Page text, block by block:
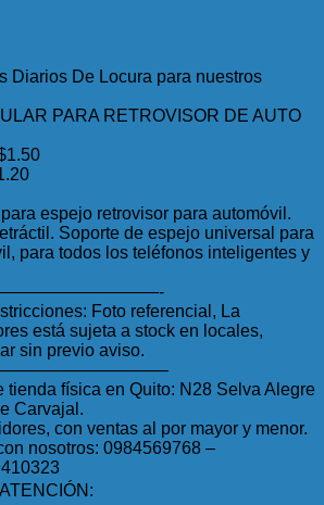
Diarios De Locura para nuestros
PARA RETROVISOR DE AUTO
espejo retrovisor para automóvil.
Soporte de espejo universal para
para todos los teléfonos inteligentes y
Foto referencial, La
está sujeta a stock en locales,
sin previo aviso.
tienda física en Quito: N28 Selva Alegre
Carvajal.
con ventas al por mayor y menor.
nosotros: 0984569768 –